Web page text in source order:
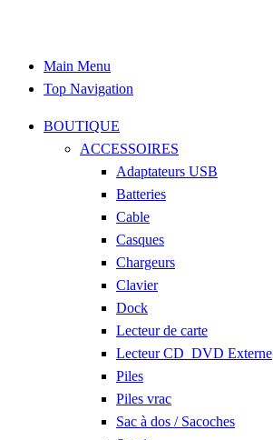
Main Menu
Top Navigation
BOUTIQUE
ACCESSOIRES
Adaptateurs USB
Batteries
Cable
Casques
Chargeurs
Clavier
Dock
Lecteur de carte
Lecteur CD_DVD Externe
Piles
Piles vrac
Sac à dos / Sacoches